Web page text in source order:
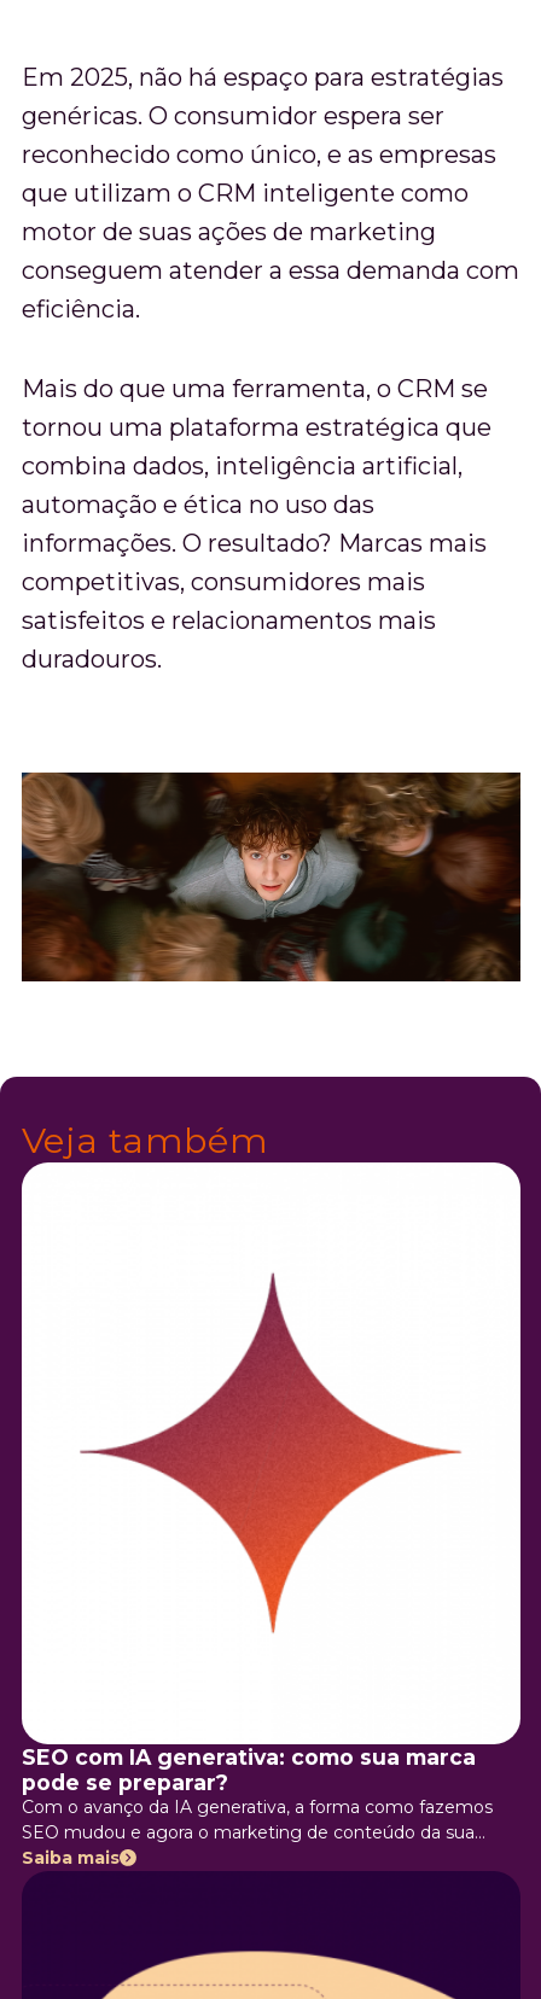
Em 2025, não há espaço para estratégias
genéricas. O consumidor espera ser
reconhecido como único, e as empresas
que utilizam o CRM inteligente como
motor de suas ações de marketing
conseguem atender a essa demanda com
eficiência.
Mais do que uma ferramenta, o CRM se
tornou uma plataforma estratégica que
combina dados, inteligência artificial,
automação e ética no uso das
informações. O resultado? Marcas mais
competitivas, consumidores mais
satisfeitos e relacionamentos mais
duradouros.
Veja também
SEO com IA generativa: como sua marca
pode se preparar?
Com o avanço da IA generativa, a forma como fazemos
SEO mudou e agora o marketing de conteúdo da sua
empresa precisa ser pensado na personalização de buscas!
Isso porque ferramentas como o Search Generative
consumidores procuram pelo seu conteúdo — é hora de se
adaptar e aproveitar oportunidades! Venha entender mais:
Saiba mais